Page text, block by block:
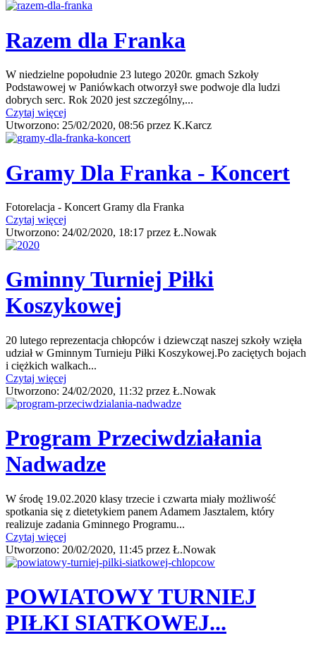
Razem dla Franka
W niedzielne popołudnie 23 lutego 2020r. gmach Szkoły
Podstawowej w Paniówkach otworzył swe podwoje dla ludzi
dobrych serc. Rok 2020 jest szczególny,...
Czytaj więcej
Utworzono: 25/02/2020, 08:56 przez K.Karcz
Gramy Dla Franka - Koncert
Fotorelacja - Koncert Gramy dla Franka
Czytaj więcej
Utworzono: 24/02/2020, 18:17 przez Ł.Nowak
Gminny Turniej Piłki
Koszykowej
20 lutego reprezentacja chłopców i dziewcząt naszej szkoły wzięła
udział w Gminnym Turnieju Piłki Koszykowej.Po zaciętych bojach
i ciężkich walkach...
Czytaj więcej
Utworzono: 24/02/2020, 11:32 przez Ł.Nowak
Program Przeciwdziałania
Nadwadze
W środę 19.02.2020 klasy trzecie i czwarta miały możliwość
spotkania się z dietetykiem panem Adamem Jasztalem, który
realizuje zadania Gminnego Programu...
Czytaj więcej
Utworzono: 20/02/2020, 11:45 przez Ł.Nowak
POWIATOWY TURNIEJ
PIŁKI SIATKOWEJ...